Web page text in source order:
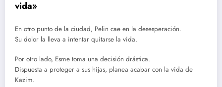
vida»
En otro punto de la ciudad, Pelin cae en la desesperación.
Su dolor la lleva a intentar quitarse la vida.
Por otro lado, Esme toma una decisión drástica.
Dispuesta a proteger a sus hijas, planea acabar con la vida de
Kazim.